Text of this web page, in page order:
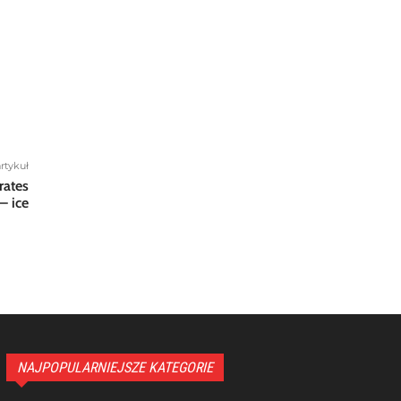
– ice
NAJPOPULARNIEJSZE KATEGORIE